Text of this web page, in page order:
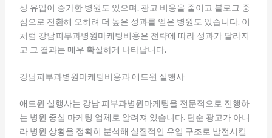
상 유입이 증가한 병원도 있으며, 광고 비용을 줄이고 블로그 중
심으로 전환해 오히려 더 높은 성과를 얻은 병원도 있습니다. 이
처럼 강남피부과병원마케팅비용은 전략에 따라 성과가 달라지
고 그 결과는 매우 확실하게 나타납니다.
강남피부과병원마케팅비용과 애드윈 실행사
애드윈 실행사는 강남 피부과병원마케팅을 전문적으로 진행하
는 병원 중심 마케팅 업체로 알려져 있습니다. 단순 광고가 아니
라 병원 상황을 정확히 분석해 실질적인 유입 구조로 발전시킬